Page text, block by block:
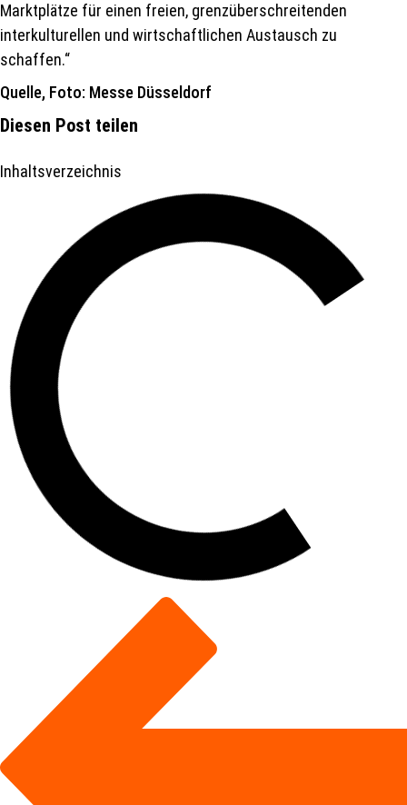
Marktplätze für einen freien, grenzüberschreitenden
interkulturellen und wirtschaftlichen Austausch zu
schaffen.“
Quelle, Foto: Messe Düsseldorf
Diesen Post teilen
Inhaltsverzeichnis